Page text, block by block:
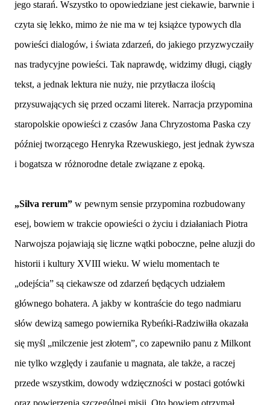
jego starań. Wszystko to opowiedziane jest ciekawie, barwnie i
czyta się lekko, mimo że nie ma w tej książce typowych dla
powieści dialogów, i świata zdarzeń, do jakiego przyzwyczaiły
nas tradycyjne powieści. Tak naprawdę, widzimy długi, ciągły
tekst, a jednak lektura nie nuży, nie przytłacza ilością
przysuwających się przed oczami literek. Narracja przypomina
staropolskie opowieści z czasów Jana Chryzostoma Paska czy
później tworzącego Henryka Rzewuskiego, jest jednak żywsza
i bogatsza w różnorodne detale związane z epoką.
„Silva rerum” w pewnym sensie przypomina rozbudowany
esej, bowiem w trakcie opowieści o życiu i działaniach Piotra
Narwojsza pojawiają się liczne wątki poboczne, pełne aluzji do
historii i kultury XVIII wieku. W wielu momentach te
„odejścia” są ciekawsze od zdarzeń będących udziałem
głównego bohatera. A jakby w kontraście do tego nadmiaru
słów dewizą samego powiernika Rybeńki-Radziwiłła okazała
się myśl „milczenie jest złotem”, co zapewniło panu z Milkont
nie tylko względy i zaufanie u magnata, ale także, a raczej
przede wszystkim, dowody wdzięczności w postaci gotówki
oraz powierzenia szczególnej misji. Oto bowiem otrzymał